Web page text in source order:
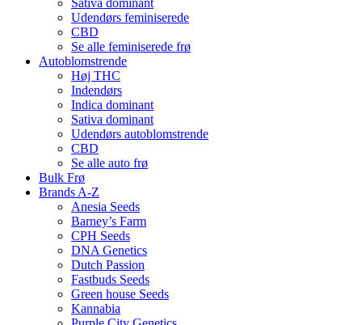
Udendørs feminiserede
CBD
Se alle feminiserede frø
Autoblomstrende
Høj THC
Indendørs
Indica dominant
Sativa dominant
Udendørs autoblomstrende
CBD
Se alle auto frø
Bulk Frø
Brands A-Z
Anesia Seeds
Barney’s Farm
CPH Seeds
DNA Genetics
Dutch Passion
Fastbuds Seeds
Green house Seeds
Kannabia